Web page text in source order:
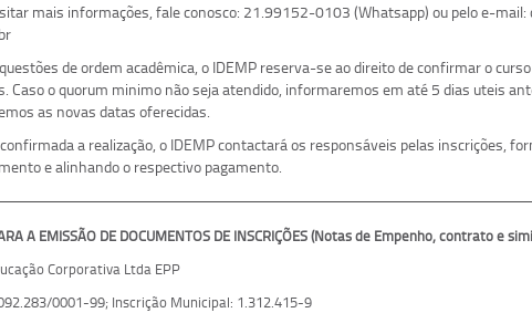
mais informações, fale conosco: 21.99152-0103 (Whatsapp) ou pelo e-
de ordem acadêmica, o IDEMP reserva-se ao direito de confirmar o
Caso o quorum minimo não seja atendido, informaremos em até 5 dias uteis
as novas datas oferecidas.
a realização, o IDEMP contactará os responsáveis pelas inscrições,
e alinhando o respectivo pagamento.
A EMISSÃO DE DOCUMENTOS DE INSCRIÇÕES (Notas de Empenho, contrato e
Corporativa Ltda EPP
0001-99; Inscrição Municipal: 1.312.415-9